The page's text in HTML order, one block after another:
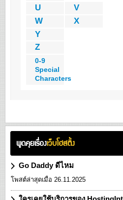
U
V
W
X
Y
Z
0-9
Special
Characters
พูดคุยเรื่องเว็บโฮสติ้ง
Go Daddy ดีไหม
โพสต์ล่าสุดเมื่อ 26.11.2025